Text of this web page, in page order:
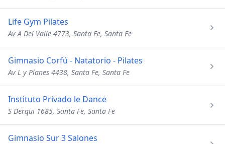
Life Gym Pilates
Av A Del Valle 4773, Santa Fe, Santa Fe
Gimnasio Corfú - Natatorio - Pilates
Av L y Planes 4438, Santa Fe, Santa Fe
Instituto Privado le Dance
S Derqui 1685, Santa Fe, Santa Fe
Gimnasio Sur 3 Salones